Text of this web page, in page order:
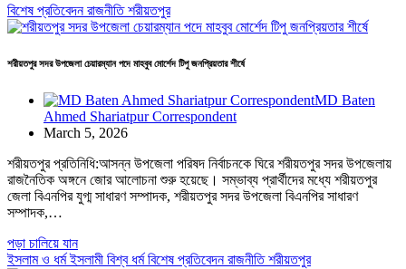
বিশেষ প্রতিবেদনরাজনীতিশরীয়তপুর
শরীয়তপুর সদর উপজেলা চেয়ারম্যান পদে মাহবুব মোর্শেদ টিপু জনপ্রিয়তার শীর্ষে
MD Baten
Ahmed Shariatpur Correspondent
March 5, 2026
শরীয়তপুর প্রতিনিধি:আসন্ন উপজেলা পরিষদ নির্বাচনকে ঘিরে শরীয়তপুর সদর উপজেলায়
রাজনৈতিক অঙ্গনে জোর আলোচনা শুরু হয়েছে। সম্ভাব্য প্রার্থীদের মধ্যে শরীয়তপুর
জেলা বিএনপির যুগ্ম সাধারণ সম্পাদক, শরীয়তপুর সদর উপজেলা বিএনপির সাধারণ
সম্পাদক,…
পড়া চালিয়ে যান
ইসলাম ও ধর্মইসলামী বিশ্ব ধর্মবিশেষ প্রতিবেদনরাজনীতিশরীয়তপুর